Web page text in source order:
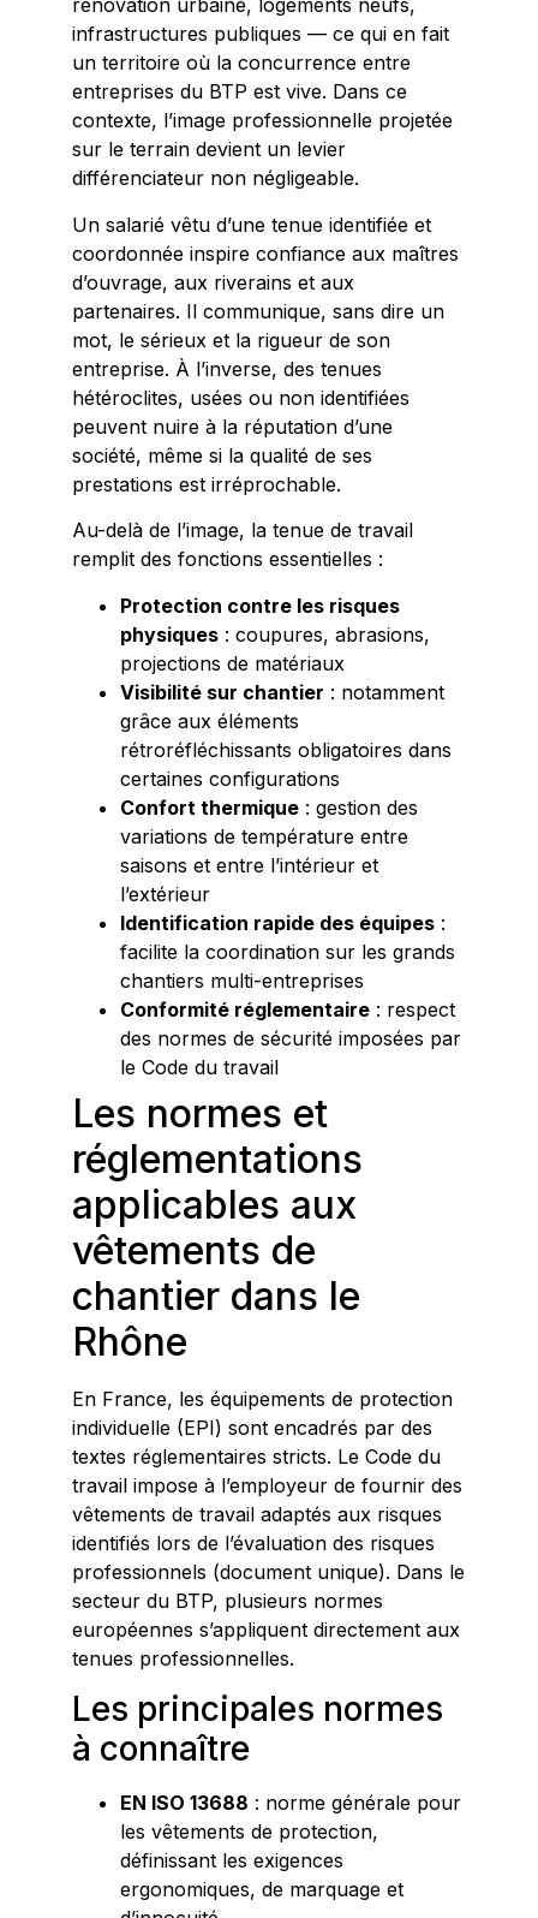
rénovation urbaine, logements neufs,
infrastructures publiques — ce qui en fait
un territoire où la concurrence entre
entreprises du BTP est vive. Dans ce
contexte, l’image professionnelle projetée
sur le terrain devient un levier
différenciateur non négligeable.
Un salarié vêtu d’une tenue identifiée et
coordonnée inspire confiance aux maîtres
d’ouvrage, aux riverains et aux
partenaires. Il communique, sans dire un
mot, le sérieux et la rigueur de son
entreprise. À l’inverse, des tenues
hétéroclites, usées ou non identifiées
peuvent nuire à la réputation d’une
société, même si la qualité de ses
prestations est irréprochable.
Au-delà de l’image, la tenue de travail
remplit des fonctions essentielles :
Protection contre les risques
physiques : coupures, abrasions,
projections de matériaux
Visibilité sur chantier : notamment
grâce aux éléments
rétroréfléchissants obligatoires dans
certaines configurations
Confort thermique : gestion des
variations de température entre
saisons et entre l’intérieur et
l’extérieur
Identification rapide des équipes :
facilite la coordination sur les grands
chantiers multi-entreprises
Conformité réglementaire : respect
des normes de sécurité imposées par
le Code du travail
Les normes et
réglementations
applicables aux
vêtements de
chantier dans le
Rhône
En France, les équipements de protection
individuelle (EPI) sont encadrés par des
textes réglementaires stricts. Le Code du
travail impose à l’employeur de fournir des
vêtements de travail adaptés aux risques
identifiés lors de l’évaluation des risques
professionnels (document unique). Dans le
secteur du BTP, plusieurs normes
européennes s’appliquent directement aux
tenues professionnelles.
Les principales normes
à connaître
EN ISO 13688 : norme générale pour
les vêtements de protection,
définissant les exigences
ergonomiques, de marquage et